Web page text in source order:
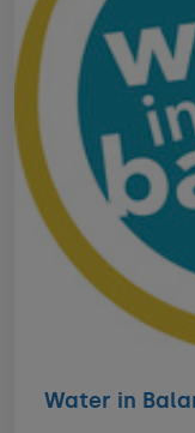
Water in